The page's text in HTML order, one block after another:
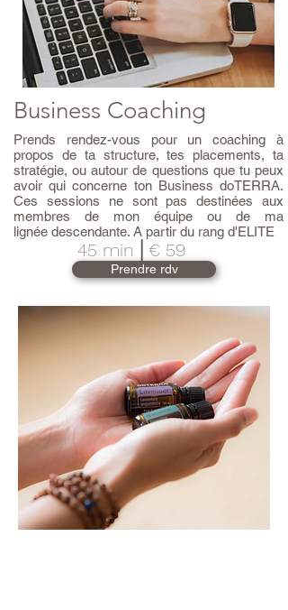
Business Coaching
Prends rendez-vous pour un coaching à
propos de ta structure, tes placements, ta
stratégie, ou autour de questions que tu peux
avoir qui concerne ton Business doTERRA.
Ces sessions ne sont pas destinées aux
membres de mon équipe ou de ma
lignée descendante. A partir du rang d'ELITE
45 min ⎜€ 59
Prendre rdv